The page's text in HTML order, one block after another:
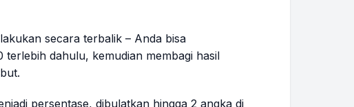
secara terbalik – Anda bisa
terlebih dahulu, kemudian membagi hasil
persentase, dibulatkan hingga 2 angka di